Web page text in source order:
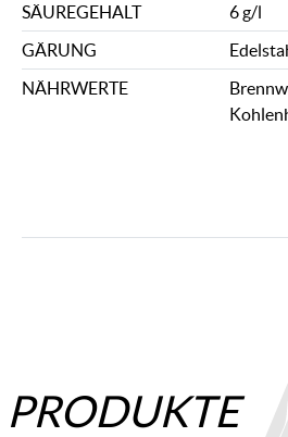
SÄUREGEHALT
6 g/l
GÄRUNG
NÄHRWERTE
PRODUKTE